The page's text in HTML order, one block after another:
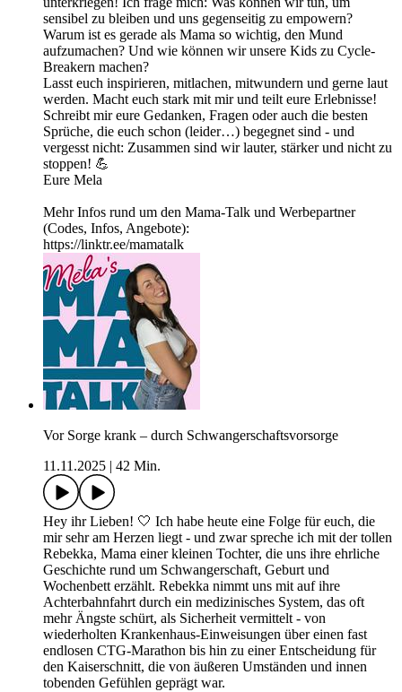
sensibel zu bleiben und uns gegenseitig zu empowern?
Warum ist es gerade als Mama so wichtig, den Mund
aufzumachen? Und wie können wir unsere Kids zu Cycle-
Breakern machen?
Lasst euch inspirieren, mitlachen, mitwundern und gerne laut
werden. Macht euch stark mit mir und teilt eure Erlebnisse!
Schreibt mir eure Gedanken, Fragen oder auch die besten
Sprüche, die euch schon (leider…) begegnet sind - und
vergesst nicht: Zusammen sind wir lauter, stärker und nicht zu
stoppen! 💪
Eure Mela
Mehr Infos rund um den Mama-Talk und Werbepartner
(Codes, Infos, Angebote):
https://linktr.ee/mamatalk
Vor Sorge krank – durch Schwangerschaftsvorsorge
11.11.2025
42 Min.
Hey ihr Lieben! 🤍 Ich habe heute eine Folge für euch, die
mir sehr am Herzen liegt - und zwar spreche ich mit der tollen
Rebekka, Mama einer kleinen Tochter, die uns ihre ehrliche
Geschichte rund um Schwangerschaft, Geburt und
Wochenbett erzählt. Rebekka nimmt uns mit auf ihre
Achterbahnfahrt durch ein medizinisches System, das oft
mehr Ängste schürt, als Sicherheit vermittelt - von
wiederholten Krankenhaus-Einweisungen über einen fast
endlosen CTG-Marathon bis hin zu einer Entscheidung für
den Kaiserschnitt, die von äußeren Umständen und innen
tobenden Gefühlen geprägt war.